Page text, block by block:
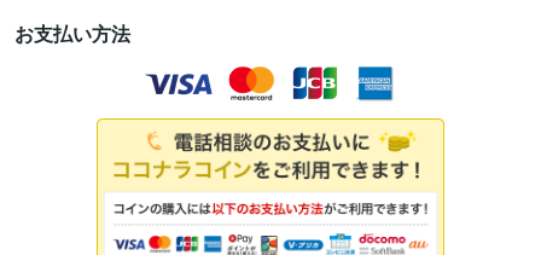
お支払い方法